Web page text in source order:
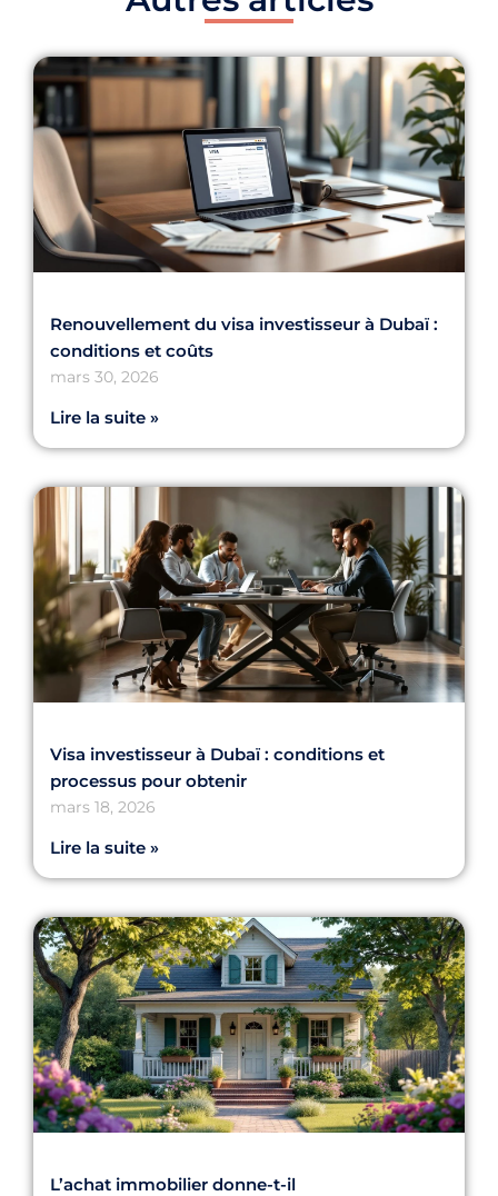
Renouvellement du visa investisseur à Dubaï :
conditions et coûts
mars 30, 2026
Lire la suite »
Visa investisseur à Dubaï : conditions et
processus pour obtenir
mars 18, 2026
Lire la suite »
L’achat immobilier donne-t-il